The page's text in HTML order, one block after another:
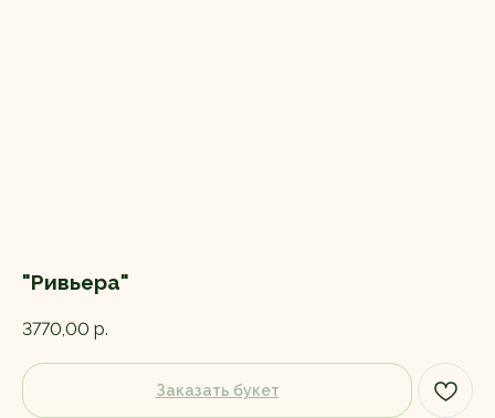
"Ривьера"
3770,00 р.
Заказать букет